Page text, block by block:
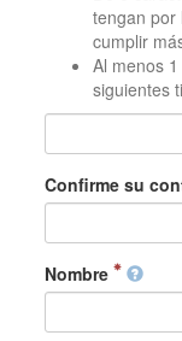
tengan por
cumplir
Al menos
siguientes
Confirme su
Nombre